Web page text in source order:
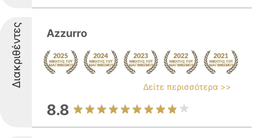
Διακριθέντες Azzurro
Δείτε περισσότερα >>
8.8